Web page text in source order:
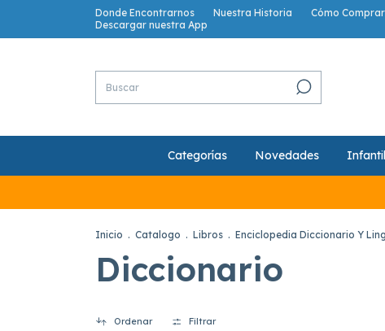
Donde Encontrarnos Nuestra Historia Cómo Comprar
Descargar nuestra App
Categorías Novedades Infantil
Inicio . Catalogo . Libros . Enciclopedia Diccionario Y
Diccionario
Ordenar Filtrar